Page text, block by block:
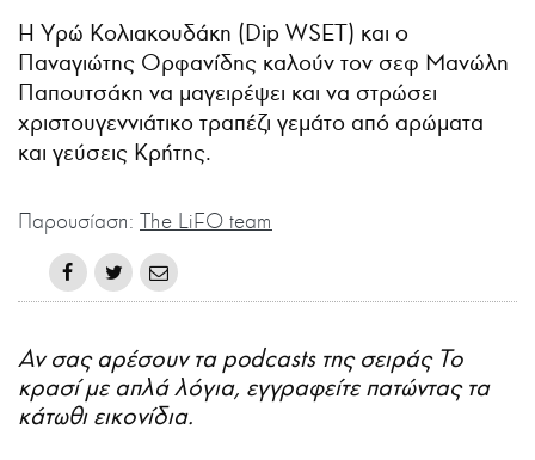
H Yρώ Κολιακουδάκη (Dip WSET) και ο
Παναγιώτης Ορφανίδης καλούν τον σεφ Μανώλη
Παπουτσάκη να μαγειρέψει και να στρώσει
χριστουγεννιάτικο τραπέζι γεμάτο από αρώματα
και γεύσεις Κρήτης.
Παρουσίαση: The LiFO team
Αν σας αρέσουν τα podcasts της σειράς To
κρασί με απλά λόγια, εγγραφείτε πατώντας τα
κάτωθι εικονίδια.